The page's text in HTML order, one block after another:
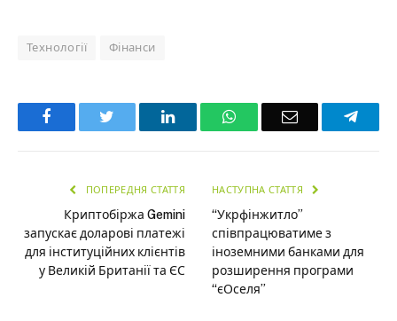
Технології Фінанси
Facebook LinkedInWhatsAppEmail
ПОПЕРЕДНЯ СТАТТЯ
Криптобіржа Gemini
запускає доларові платежі
для інституційних клієнтів
у Великій Британії та ЄС
НАСТУПНА СТАТТЯ
“Укрфінжитло”
співпрацюватиме з
іноземними банками для
розширення програми
“єОселя”